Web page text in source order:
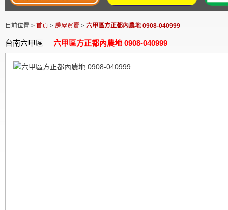
目前位置 > 首頁 > 房屋買賣 > 六甲區方正都內農地 0908-040999
台南六甲區 六甲區方正都內農地 0908-040999